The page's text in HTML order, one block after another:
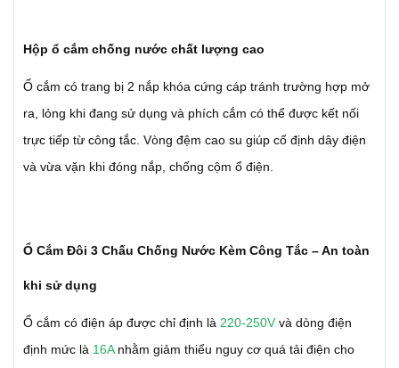
Hộp ổ cắm chống nước chất lượng cao
Ổ cắm có trang bị 2 nắp khóa cứng cáp tránh trường hợp mở
ra, lỏng khi đang sử dụng và phích cắm có thể được kết nối
trực tiếp từ công tắc. Vòng đệm cao su giúp cố định dây điện
và vừa vặn khi đóng nắp, chống cộm ổ điện.
Ổ Cắm Đôi 3 Chấu Chống Nước Kèm Công Tắc – An toàn
khi sử dụng
Ổ cắm có điện áp được chỉ định là 220-250V và dòng điện
định mức là 16Anhằm giảm thiểu nguy cơ quá tải điện cho